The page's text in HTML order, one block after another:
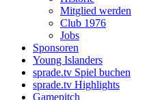
Mitglied werden
Club 1976
Jobs
Sponsoren
Young Islanders
sprade.tv Spiel buchen
sprade.tv Highlights
Gamepitch